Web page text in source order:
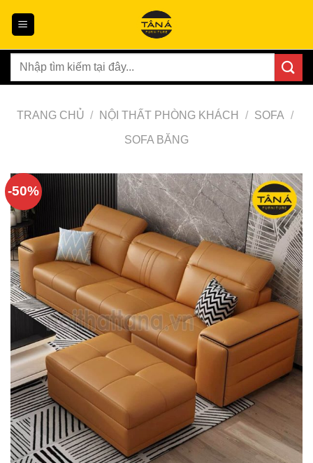
Tìm
TRANG CHỦ / NỘI THẤT PHÒNG KHÁCH / SOFA /
SOFA BĂNG
-50%